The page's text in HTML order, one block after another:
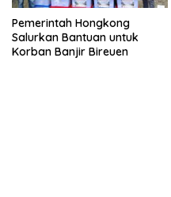
Pemerintah Hongkong
Salurkan Bantuan untuk
Korban Banjir Bireuen